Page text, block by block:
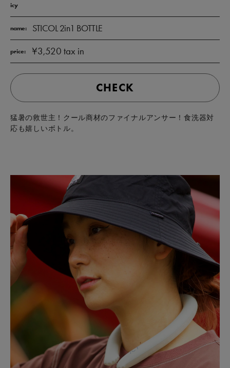
icy
name: STICOL 2in1 BOTTLE
price: ¥3,520 tax in
CHECK
猛暑の救世主！クール商材のファイナルアンサー！食洗器対
応も嬉しいボトル。